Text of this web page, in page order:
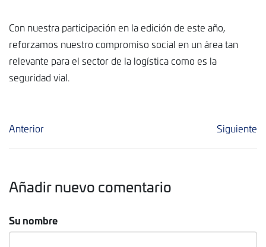
Con nuestra participación en la edición de este año,
reforzamos nuestro compromiso social en un área tan
relevante para el sector de la logística como es la
seguridad vial.
Anterior Siguiente
Añadir nuevo comentario
Su nombre